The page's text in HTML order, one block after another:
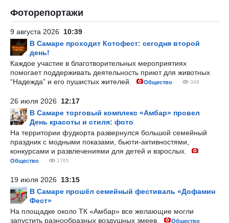
Фоторепортажи
9 августа 2026 10:39
В Самаре проходит Котофест: сегодня второй
день!
Каждое участие в благотворительных мероприятиях
помогает поддерживать деятельность приют для животных
“Надежда” и его пушистых жителей.
Общество 348
26 июля 2026 12:17
В Самаре торговый комплекс «Амбар» провел
День красоты и стиля: фото
На территории фудкорта развернулся большой семейный
праздник с модными показами, бьюти-активностями,
конкурсами и развлечениями для детей и взрослых.
Общество 1765
19 июля 2026 13:15
В Самаре прошёл семейный фестиваль «Дофамин
Фест»
На площадке около ТК «Амбар» все желающие могли
запустить разнообразных воздушных змеев.
Общество